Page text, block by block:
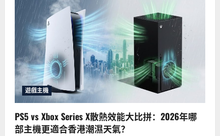
遊戲主機
PS5 vs Xbox Series X散熱效能大比拼：2026年哪
部主機更適合香港潮濕天氣？